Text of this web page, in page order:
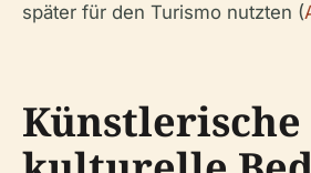
später für den Turismo nutzten (